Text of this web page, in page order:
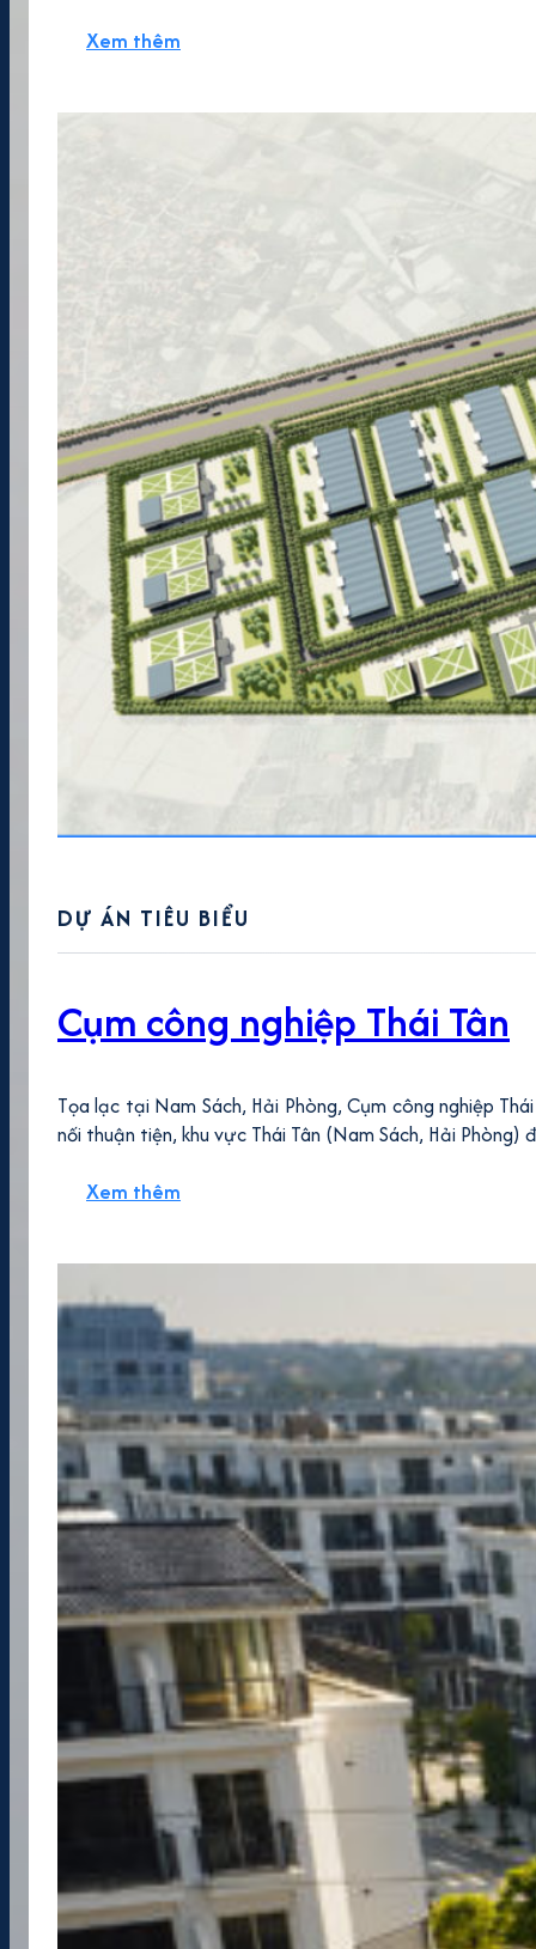
Xem thêm
DỰ ÁN TIÊU BIỂU
Cụm công nghiệp Thái Tân
Tọa lạc tại Nam Sách, Hải Phòng, Cụm công nghiệp
nối thuận tiện, khu vực Thái Tân (Nam Sách, Hải
Xem thêm